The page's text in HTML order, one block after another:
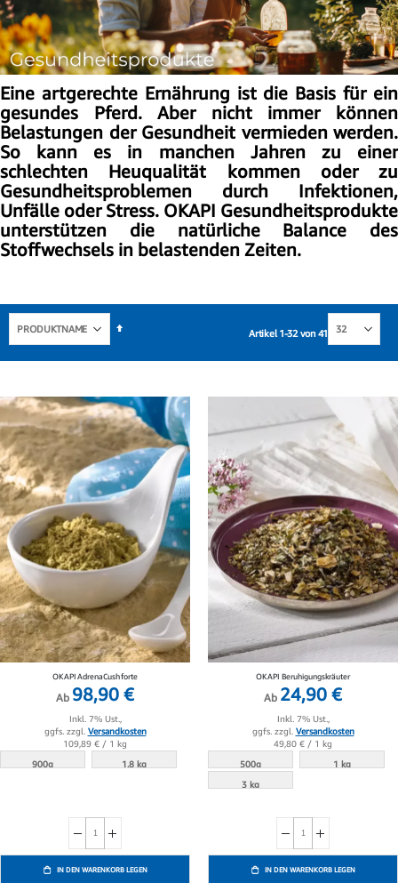
Eine artgerechte Ernährung ist die Basis für ein
gesundes Pferd. Aber nicht immer können
Belastungen der Gesundheit vermieden werden.
So kann es in manchen Jahren zu einer
schlechten Heuqualität kommen oder zu
Gesundheitsproblemen durch Infektionen,
Unfälle oder Stress. OKAPI Gesundheitsprodukte
unterstützen die natürliche Balance des
Stoffwechsels in belastenden Zeiten.
In
Artikel 1-32von41
OKAPI AdrenaCush forte
Ab 98,90 €
Inkl. 7% Ust.,
ggfs. zzgl. Versandkosten
109,89 € / 1 kg
900g
1.8 kg
IN DEN WARENKORB LEGEN
OKAPI Beruhigungskräuter
Ab 24,90 €
Inkl. 7% Ust.,
ggfs. zzgl. Versandkosten
49,80 € / 1 kg
500g
1 kg
3 kg
IN DEN WARENKORB LEGEN